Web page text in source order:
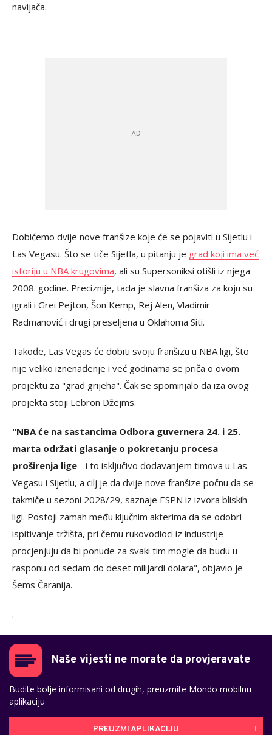
navijača.
Dobićemo dvije nove franšize koje će se pojaviti u Sijetlu i
Las Vegasu. Što se tiče Sijetla, u pitanju je grad koji ima već
istoriju u NBA krugovima, ali su Supersoniksi otišli iz njega
2008. godine. Preciznije, tada je slavna franšiza za koju su
igrali i Grei Pejton, Šon Kemp, Rej Alen, Vladimir
Radmanović i drugi preseljena u Oklahoma Siti.
Takođe, Las Vegas će dobiti svoju franšizu u NBA ligi, što
nije veliko iznenađenje i već godinama se priča o ovom
projektu za "grad grijeha". Čak se spominjalo da iza ovog
projekta stoji Lebron Džejms.
"NBA će na sastancima Odbora guvernera 24. i 25.
marta održati glasanje o pokretanju procesa
proširenja lige - i to isključivo dodavanjem timova u Las
Vegasu i Sijetlu, a cilj je da dvije nove franšize počnu da se
takmiče u sezoni 2028/29, saznaje ESPN iz izvora bliskih
ligi. Postoji zamah među ključnim akterima da se odobri
ispitivanje tržišta, pri čemu rukovodioci iz industrije
procjenjuju da bi ponude za svaki tim mogle da budu u
rasponu od sedam do deset milijardi dolara", objavio je
Šems Čaranija.
.
Naše vijesti ne morate da provjeravate
Budite bolje informisani od drugih, preuzmite Mondo mobilnu
aplikaciju
PREUZMI APLIKACIJU